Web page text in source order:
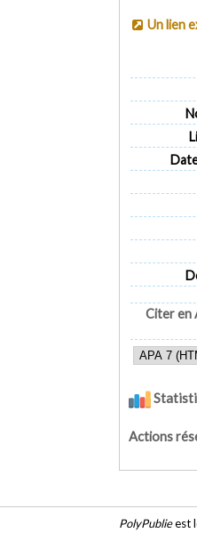
Un lien
Citer en
Actions
PolyPublieest